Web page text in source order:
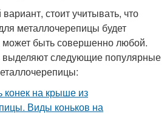
стоит учитывать, что
металлочерепицы будет
быть совершенно любой.
выделяют следующие популярные